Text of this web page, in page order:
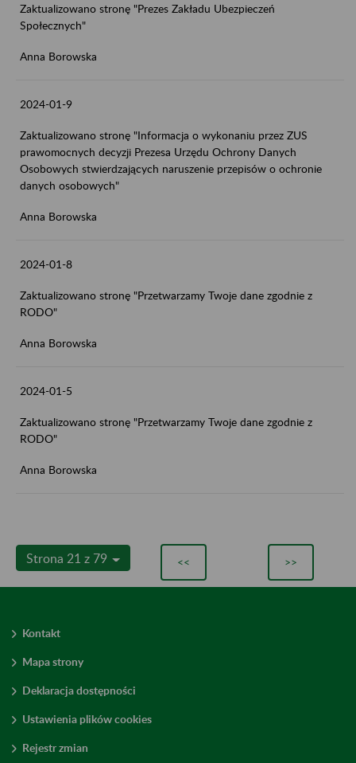
Zaktualizowano stronę "Prezes Zakładu Ubezpieczeń
Społecznych"
Anna Borowska
2024-01-9
Zaktualizowano stronę "Informacja o wykonaniu przez ZUS
prawomocnych decyzji Prezesa Urzędu Ochrony Danych
Osobowych stwierdzających naruszenie przepisów o ochronie
danych osobowych"
Anna Borowska
2024-01-8
Zaktualizowano stronę "Przetwarzamy Twoje dane zgodnie z
RODO"
Anna Borowska
2024-01-5
Zaktualizowano stronę "Przetwarzamy Twoje dane zgodnie z
RODO"
Anna Borowska
Strona 21 z 79 << >>
Kontakt
Mapa strony
Deklaracja dostępności
Ustawienia plików cookies
Rejestr zmian